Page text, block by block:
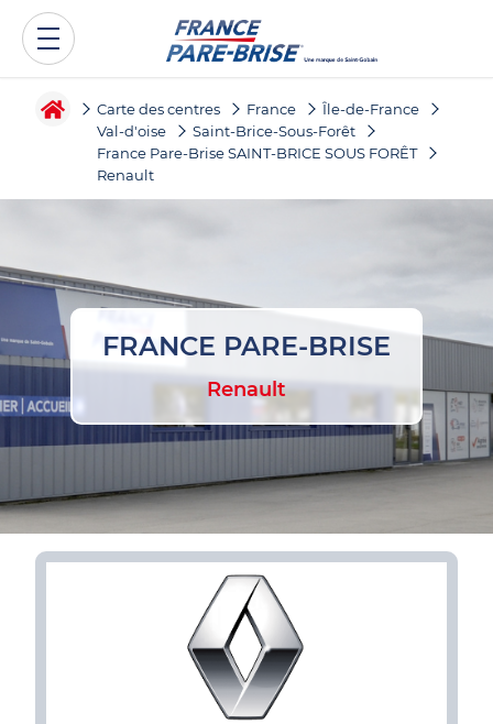
Carte des centres France
Île-de-France
Val-d'oise
Saint-Brice-Sous-Forêt
France Pare-Brise SAINT-BRICE SOUS FORÊT
Renault
FRANCE PARE-BRISE
Renault